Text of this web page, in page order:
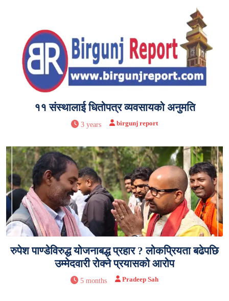
११ संस्थालाई धितोपत्र व्यवसायको अनुमति
3 years birgunj report
रुपेश पाण्डेविरुद्ध योजनाबद्ध प्रहार ? लोकप्रियता बढेपछि
उम्मेदवारी रोक्ने प्रयासको आरोप
5 months Pradeep Sah